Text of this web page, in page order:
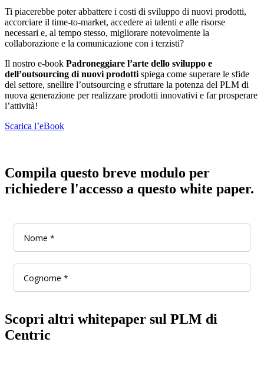
Ti piacerebbe poter abbattere i costi di sviluppo di nuovi prodotti,
accorciare il time-to-market, accedere ai talenti e alle risorse
necessari e, al tempo stesso, migliorare notevolmente la
collaborazione e la comunicazione con i terzisti?
Il nostro e-book Padroneggiare l’arte dello sviluppo e
dell’outsourcing di nuovi prodotti spiega come superare le sfide
del settore, snellire l’outsourcing e sfruttare la potenza del PLM di
nuova generazione per realizzare prodotti innovativi e far prosperare
l’attività!
Scarica l’eBook
Compila questo breve modulo per
richiedere l'accesso a questo white paper.
Scopri altri whitepaper sul PLM di
Centric